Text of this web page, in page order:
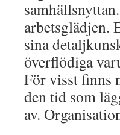
arbetsglädjen.
sina
överflödiga
För visst finns
den tid som
av.